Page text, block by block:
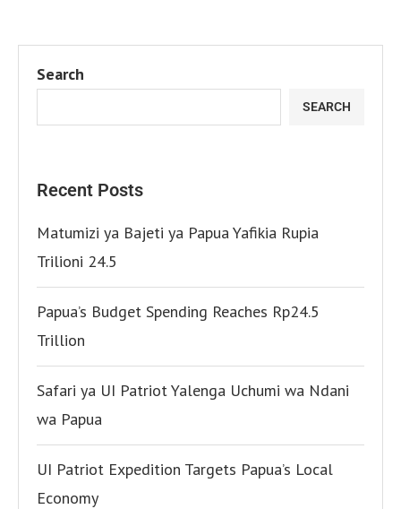
Search
SEARCH
Recent Posts
Matumizi ya Bajeti ya Papua Yafikia Rupia
Trilioni 24.5
Papua’s Budget Spending Reaches Rp24.5
Trillion
Safari ya UI Patriot Yalenga Uchumi wa Ndani
wa Papua
UI Patriot Expedition Targets Papua’s Local
Economy